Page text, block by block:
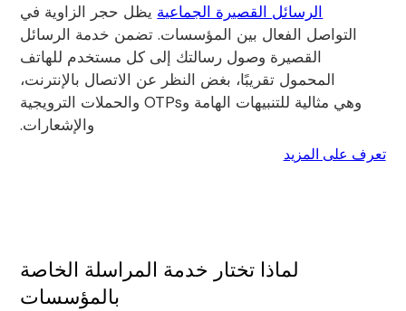
الرسائل القصيرة الجماعية يظل حجر الزاوية في
التواصل الفعال بين المؤسسات. تضمن خدمة الرسائل
القصيرة وصول رسالتك إلى كل مستخدم للهاتف
المحمول تقريبًا، بغض النظر عن الاتصال بالإنترنت،
وهي مثالية للتنبيهات الهامة وOTPs والحملات الترويجية
والإشعارات.
تعرف على المزيد
لماذا تختار خدمة المراسلة الخاصة
بالمؤسسات